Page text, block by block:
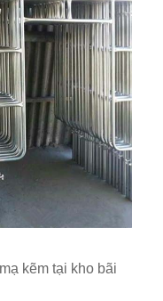
kẽm tại kho bãi